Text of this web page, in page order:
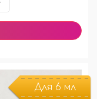
Для 6 мл